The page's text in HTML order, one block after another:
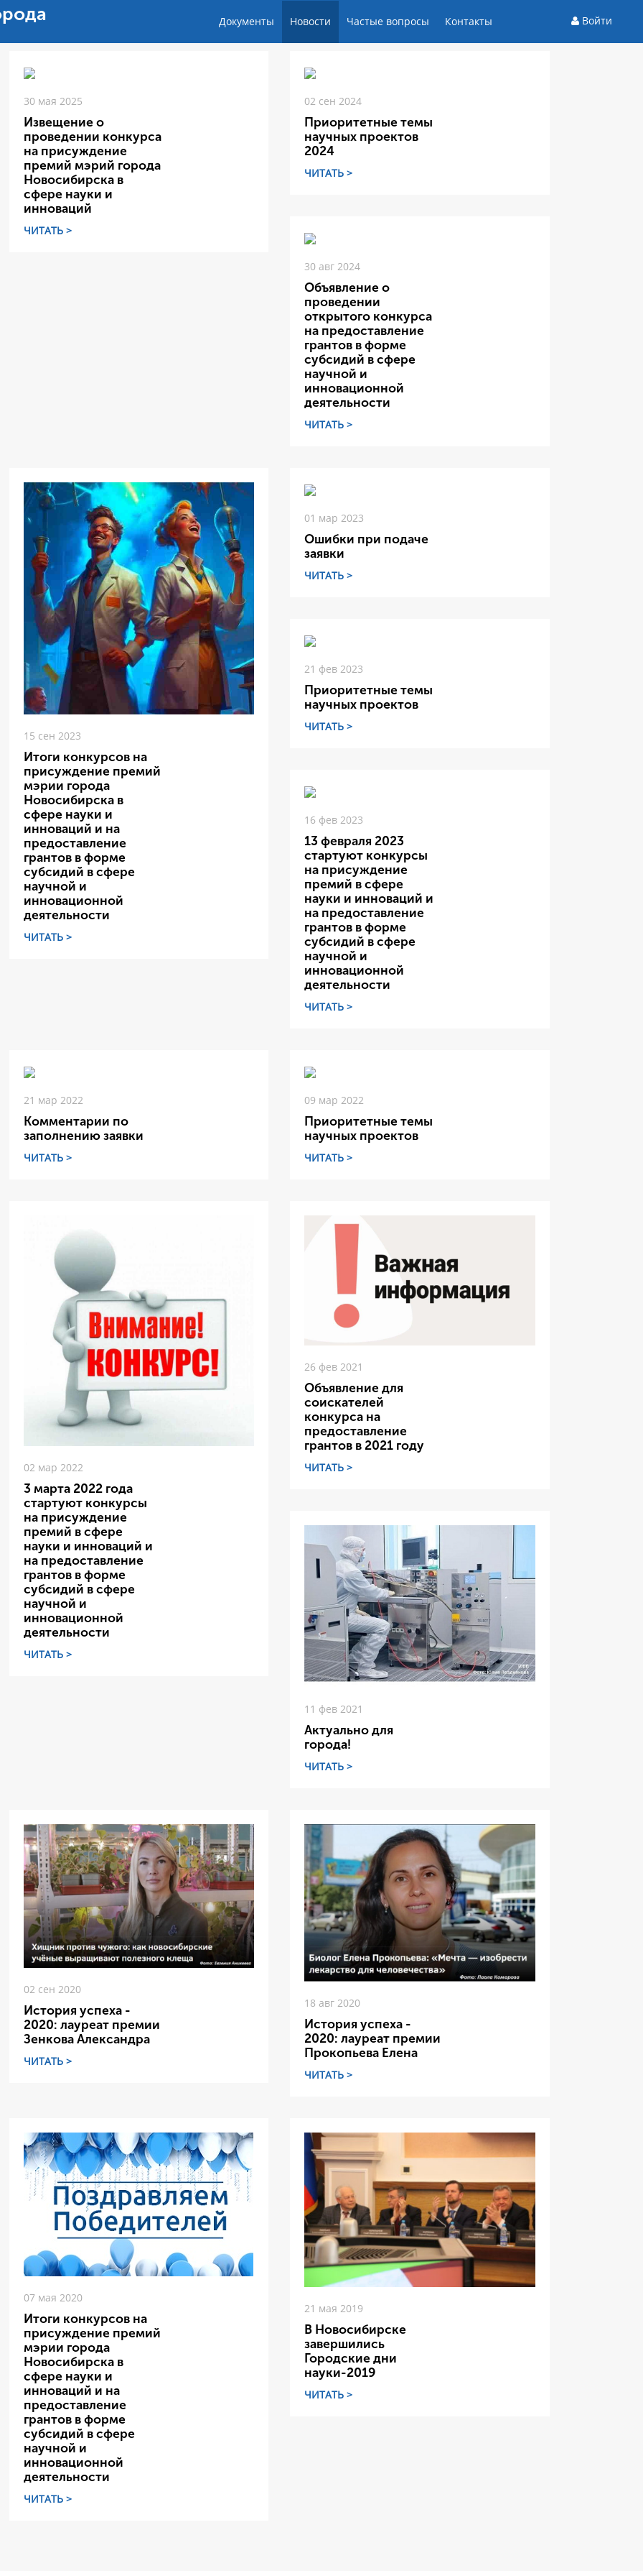
Документы Новости Частые вопросы Контакты Войти
30 мая 2025
Извещение о
проведении конкурса
на присуждение
премий мэрий города
Новосибирска в
сфере науки и
инноваций
ЧИТАТЬ >
02 сен 2024
Приоритетные темы
научных проектов
2024
ЧИТАТЬ >
30 авг 2024
Объявление о
проведении
открытого конкурса
на предоставление
грантов в форме
субсидий в сфере
научной и
инновационной
деятельности
ЧИТАТЬ >
15 сен 2023
Итоги конкурсов на
присуждение премий
мэрии города
Новосибирска в
сфере науки и
инноваций и на
предоставление
грантов в форме
субсидий в сфере
научной и
инновационной
деятельности
ЧИТАТЬ >
01 мар 2023
Ошибки при подаче
заявки
ЧИТАТЬ >
21 фев 2023
Приоритетные темы
научных проектов
ЧИТАТЬ >
16 фев 2023
13 февраля 2023
стартуют конкурсы
на присуждение
премий в сфере
науки и инноваций и
на предоставление
грантов в форме
субсидий в сфере
научной и
инновационной
деятельности
ЧИТАТЬ >
21 мар 2022
Комментарии по
заполнению заявки
ЧИТАТЬ >
09 мар 2022
Приоритетные темы
научных проектов
ЧИТАТЬ >
02 мар 2022
3 марта 2022 года
стартуют конкурсы
на присуждение
премий в сфере
науки и инноваций и
на предоставление
грантов в форме
субсидий в сфере
научной и
инновационной
деятельности
ЧИТАТЬ >
26 фев 2021
Объявление для
соискателей
конкурса на
предоставление
грантов в 2021 году
ЧИТАТЬ >
11 фев 2021
Актуально для
города!
ЧИТАТЬ >
02 сен 2020
История успеха -
2020: лауреат премии
Зенкова Александра
ЧИТАТЬ >
18 авг 2020
История успеха -
2020: лауреат премии
Прокопьева Елена
ЧИТАТЬ >
07 мая 2020
Итоги конкурсов на
присуждение премий
мэрии города
Новосибирска в
сфере науки и
инноваций и на
предоставление
грантов в форме
субсидий в сфере
научной и
инновационной
деятельности
ЧИТАТЬ >
21 мая 2019
В Новосибирске
завершились
Городские дни
науки-2019
ЧИТАТЬ >